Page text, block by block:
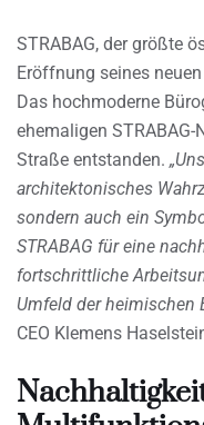
STRABAG, der größte
Eröffnung seines
Das hochmoderne
ehemaligen
Straße entstanden.
architektonisches
sondern auch ein
STRABAG für eine
fortschrittliche
Umfeld der heimischen
CEO Klemens